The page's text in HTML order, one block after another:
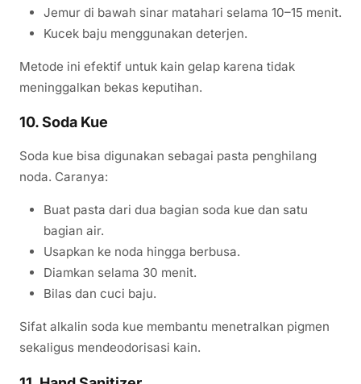
Jemur di bawah sinar matahari selama 10–15 menit.
Kucek baju menggunakan deterjen.
Metode ini efektif untuk kain gelap karena tidak
meninggalkan bekas keputihan.
10. Soda Kue
Soda kue bisa digunakan sebagai pasta penghilang
noda. Caranya:
Buat pasta dari dua bagian soda kue dan satu
bagian air.
Usapkan ke noda hingga berbusa.
Diamkan selama 30 menit.
Bilas dan cuci baju.
Sifat alkalin soda kue membantu menetralkan pigmen
sekaligus mendeodorisasi kain.